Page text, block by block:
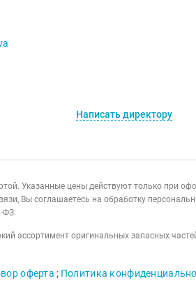
Написать директору
Указанные цены действуют только при
Вы соглашаетесь на обработку
ФЗ:
ассортимент оригинальных запасных
оферта ; Политика